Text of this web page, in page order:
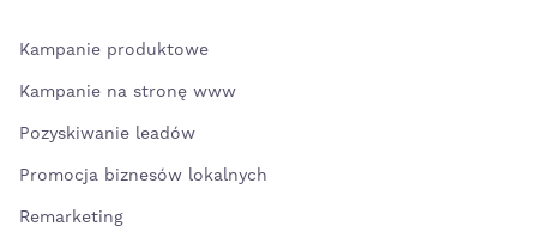
Kampanie produktowe
Kampanie na stronę www
Pozyskiwanie leadów
Promocja biznesów lokalnych
Remarketing